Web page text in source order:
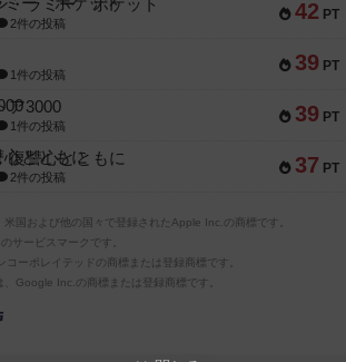
42 PT
・ラミー ポケット
2件の投稿
39 PT
1件の投稿
39 PT
ア3000
1件の投稿
37 PT
復讐心とともに
2件の投稿
国および他の国々で登録されたApple Inc.の商標です。
サービスマークです。
ーポレイテッドの商標または登録商標です。
Google Inc.の商標または登録商標です。